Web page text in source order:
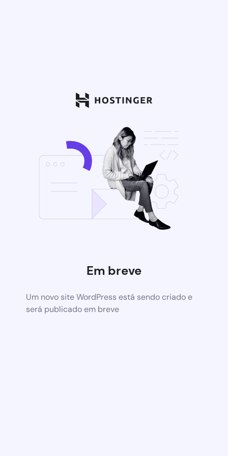
Em breve
Um novo site WordPress está sendo criado e
será publicado em breve